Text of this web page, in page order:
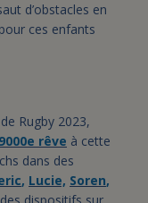
d’obstacles en
ces enfants
Rugby 2023,
rêve à cette
dans des
, Lucie, Soren,